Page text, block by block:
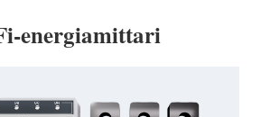
energiamittari